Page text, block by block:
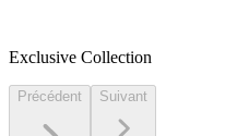
Exclusive Collection
Précédent Suivant